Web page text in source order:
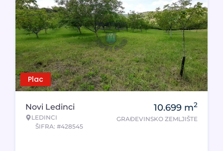
Plac
Novi Ledinci
LEDINCI
ŠIFRA: #428545
10.699 m2
GRAĐEVINSKO ZEMLJIŠTE